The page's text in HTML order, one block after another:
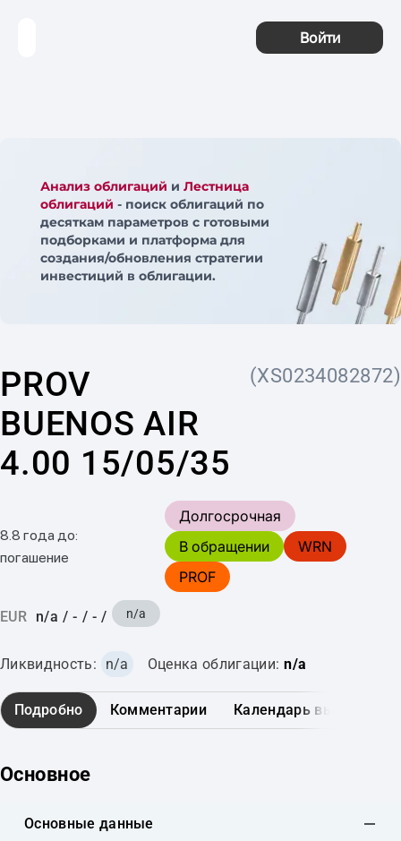
Войти
Анализ облигаций и Лестница
облигаций - поиск облигаций по
десяткам параметров с готовыми
подборками и платформа для
создания/обновления стратегии
инвестиций в облигации.
PROV
BUENOS AIR
4.00 15/05/35
(XS0234082872)
8.8 года до:
погашение
Долгосрочная
В обращении
WRN
PROF
EUR n/a / - / - / n/a
Ликвидность: n/a Оценка облигации: n/a
Подробно Комментарии Календарь выплат
Основное
Основные данные